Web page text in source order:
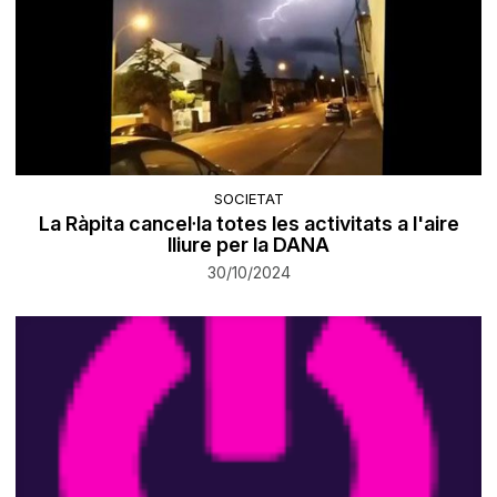
SOCIETAT
La Ràpita cancel·la totes les activitats a l'aire
lliure per la DANA
30/10/2024